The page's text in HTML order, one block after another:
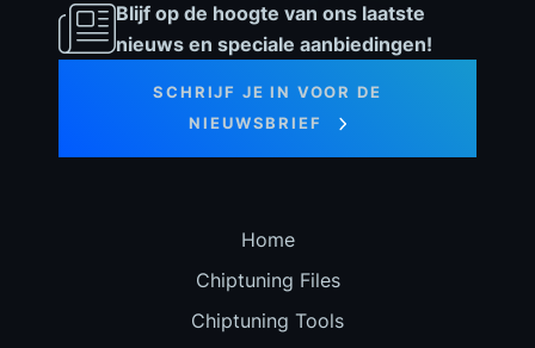
Blijf op de hoogte van ons laatste
nieuws en speciale aanbiedingen!
SCHRIJF JE IN VOOR DE
NIEUWSBRIEF
Home
Chiptuning Files
Chiptuning Tools